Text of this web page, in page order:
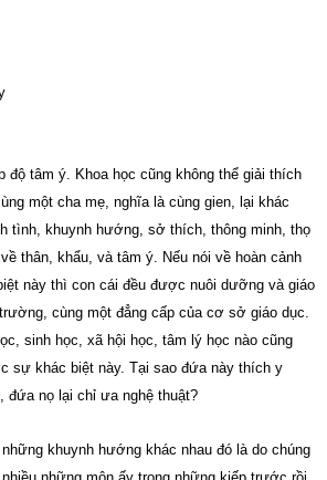
độ tâm ý. Khoa học cũng không thể giải thích
một cha mẹ, nghĩa là cùng gien, lại khác
tình, khuynh hướng, sở thích, thông minh, thọ
thân, khẩu, và tâm ý. Nếu nói về hoàn cảnh
này thì con cái đều được nuôi dưỡng và giáo
cùng một đẳng cấp của cơ sở giáo dục.
sinh học, xã hội học, tâm lý học nào cũng
sự khác biệt này. Tại sao đứa này thích y
đứa nọ lại chỉ ưa nghệ thuật?
khuynh hướng khác nhau đó là do chúng